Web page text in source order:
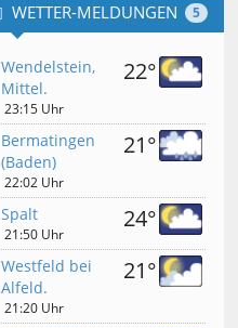
5
WETTER-MELDUNGEN
Wendelstein,
Mittel.
23:15 Uhr
22°
Bermatingen
(Baden)
22:02 Uhr
21°
Spalt
21:50 Uhr
24°
Westfeld bei
Alfeld.
21:20 Uhr
21°